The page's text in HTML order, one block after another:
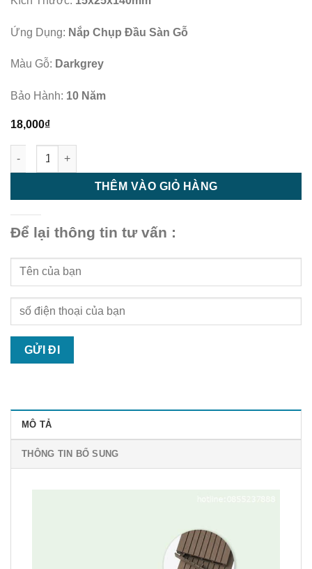
Ứng Dụng: Nắp Chụp Đầu Sàn Gỗ
Màu Gỗ: Darkgrey
Bảo Hành: 10 Năm
18,000₫
Nắp Chụp Đầu GD1525 Darkgrey - Phụ Kiện Sàn Gỗ Ngoài
THÊM VÀO GIỎ HÀNG
Để lại thông tin tư vấn :
MÔ TẢ
THÔNG TIN BỔ SUNG